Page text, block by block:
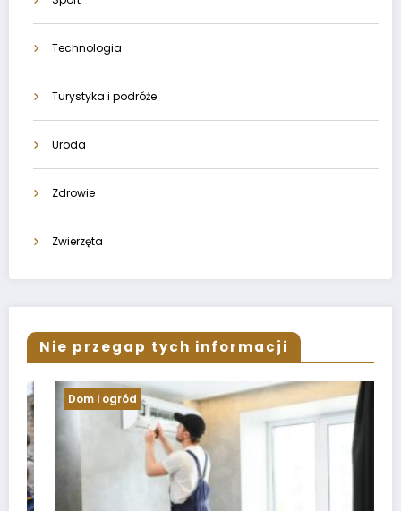
Technologia
Turystyka i podróże
Uroda
Zdrowie
Zwierzęta
Nie przegap tych informacji
Dom i ogród